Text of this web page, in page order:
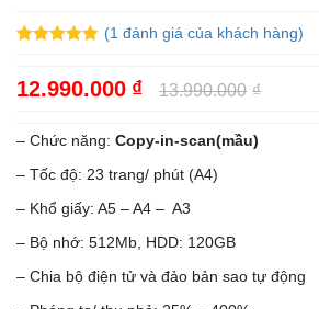
đánh giá
(1 đánh giá của khách hàng)
12.990.000 ₫ 13.990.000 ₫
– Chức năng: Copy-in-scan(mầu)
– Tốc độ: 23 trang/ phút (A4)
– Khổ giấy: A5 – A4 – A3
– Bộ nhớ: 512Mb, HDD: 120GB
– Chia bộ điện tử và đảo bản sao tự động